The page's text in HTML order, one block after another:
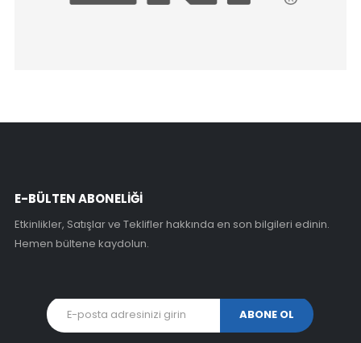
E-BÜLTEN ABONELİĞİ
Etkinlikler, Satışlar ve Teklifler hakkında en son bilgileri edinin.
Hemen bültene kaydolun.